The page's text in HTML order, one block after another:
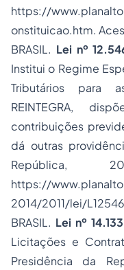
https://
onstituicao.htm.
BRASIL. Lei nº
Institui o Regime
Tributários para
REINTEGRA,
contribuições
dá outras
República,
https://
2014/2011/lei/
BRASIL. Lei nº
Licitações e
Presidência da